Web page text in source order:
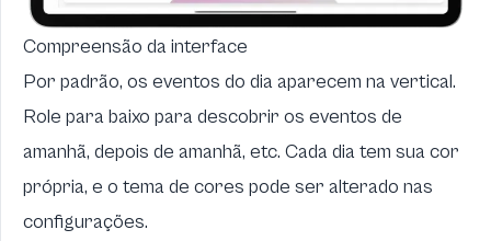
Compreensão da interface
Por padrão, os eventos do dia aparecem na vertical.
Role para baixo para descobrir os eventos de
amanhã, depois de amanhã, etc. Cada dia tem sua cor
própria, e o tema de cores pode ser alterado nas
configurações.